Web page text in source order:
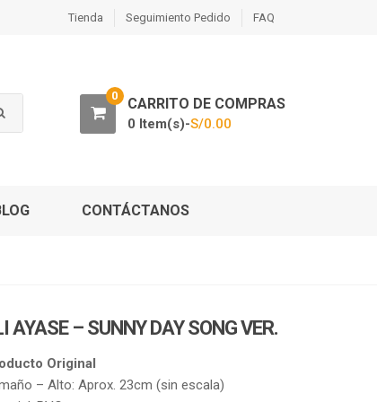
Tienda Seguimiento Pedido FAQ
0 CARRITO DE COMPRAS
0 Item(s)-S/0.00
CONTÁCTANOS
AYASE – SUNNY DAY SONG VER.
Original
– Alto: Aprox. 23cm (sin escala)